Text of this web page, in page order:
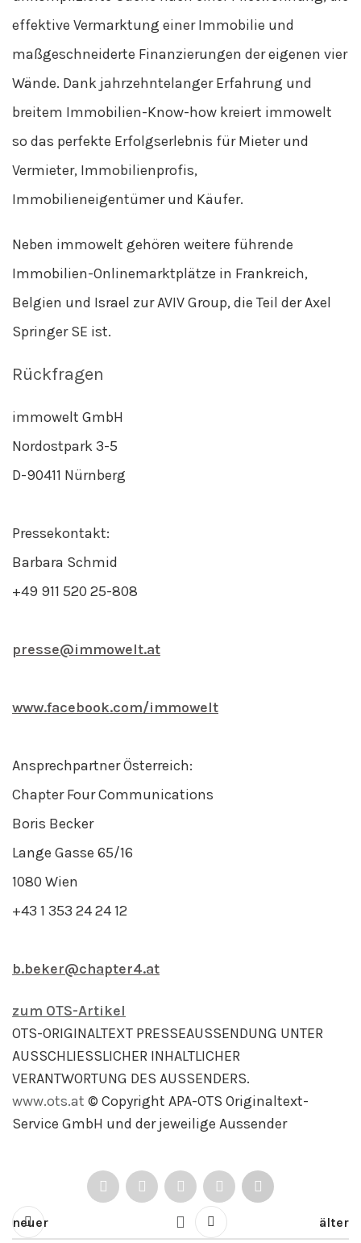
effektive Vermarktung einer Immobilie und
maßgeschneiderte Finanzierungen der eigenen vier
Wände. Dank jahrzehntelanger Erfahrung und
breitem Immobilien-Know-how kreiert immowelt
so das perfekte Erfolgserlebnis für Mieter und
Vermieter, Immobilienprofis,
Immobilieneigentümer und Käufer.
Neben immowelt gehören weitere führende
Immobilien-Onlinemarktplätze in Frankreich,
Belgien und Israel zur AVIV Group, die Teil der Axel
Springer SE ist.
Rückfragen
immowelt GmbH
Nordostpark 3-5
D-90411 Nürnberg
Pressekontakt:
Barbara Schmid
+49 911 520 25-808
presse@immowelt.at
www.facebook.com/immowelt
Ansprechpartner Österreich:
Chapter Four Communications
Boris Becker
Lange Gasse 65/16
1080 Wien
+43 1 353 24 24 12
b.beker@chapter4.at
zum OTS-Artikel
OTS-ORIGINALTEXT PRESSEAUSSENDUNG UNTER
AUSSCHLIESSLICHER INHALTLICHER
VERANTWORTUNG DES AUSSENDERS.
www.ots.at © Copyright APA-OTS Originaltext-
Service GmbH und der jeweilige Aussender
neuer älter